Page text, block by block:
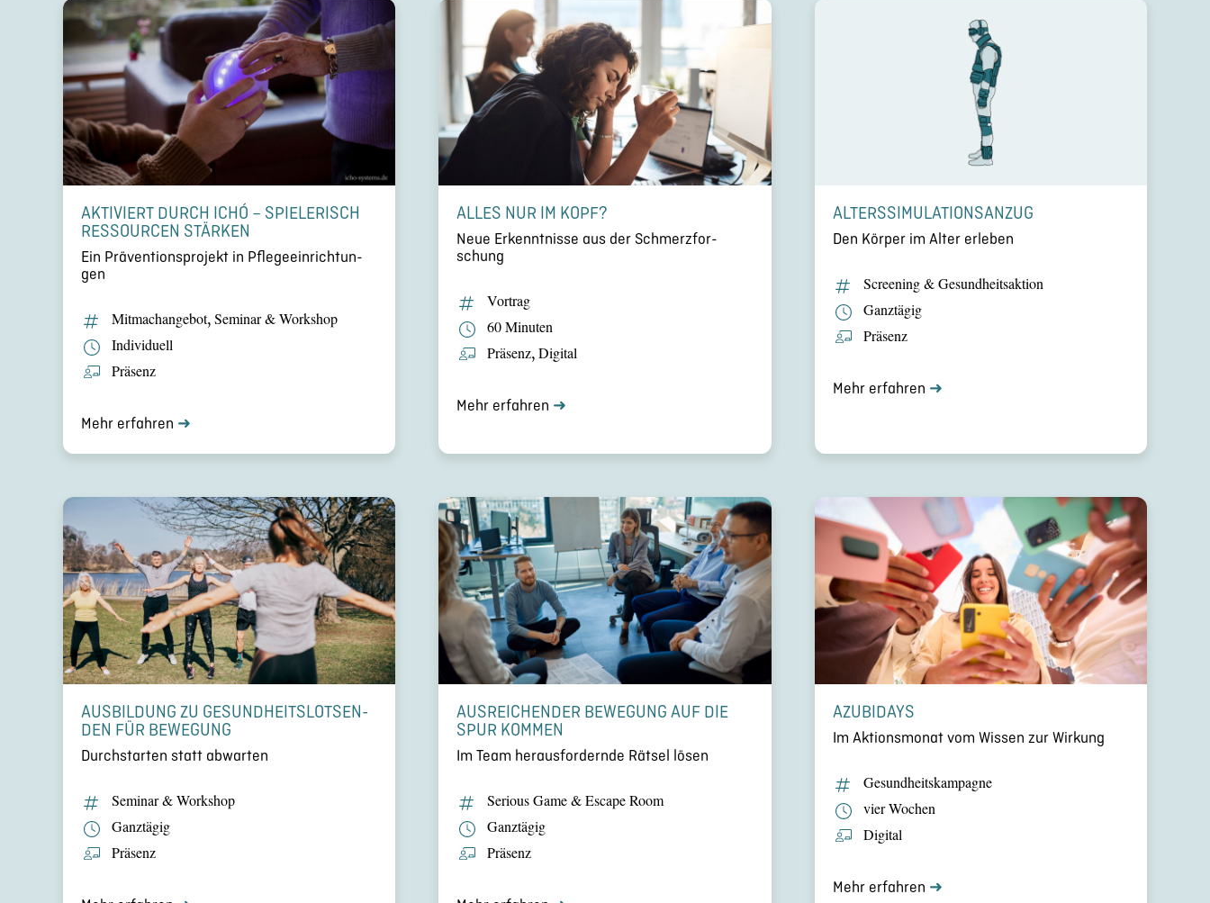
AKTIVIERT DURCH ICHÓ – SPIELE­RISCH
RESSOUR­CEN STÄRKEN
Ein Präven­ti­ons­pro­jekt in Pflege­ein­rich­tun­
gen
Mitma­ch­an­ge­bot,Seminar & Workshop
Indivi­du­ell
Präsenz
Mehr erfahren ➜
ALLES NUR IM KOPF?
Neue Erkennt­nisse aus der Schmerz­for­
schung
Vortrag
60 Minuten
Präsenz,Digital
Mehr erfahren ➜
ALTERS­SI­MU­LA­TI­ONS­AN­ZUG
Den Körper im Alter erleben
Screening & Gesund­heits­ak­tion
Ganztägig
Präsenz
Mehr erfahren ➜
AUSBIL­DUNG ZU GESUND­HEITS­LOT­SEN­
DEN FÜR BEWEGUNG
Durch­star­ten statt abwarten
Seminar & Workshop
Ganztägig
Präsenz
AUSREI­CHEN­DER BEWEGUNG AUF DIE
SPUR KOMMEN
Im Team heraus­for­dernde Rätsel lösen
Serious Game & Escape Room
Ganztägig
Präsenz
AZUBIDAYS
Im Aktions­mo­nat vom Wissen zur Wirkung
Gesund­heits­kam­pa­gne
vier Wochen
Digital
Mehr erfahren ➜